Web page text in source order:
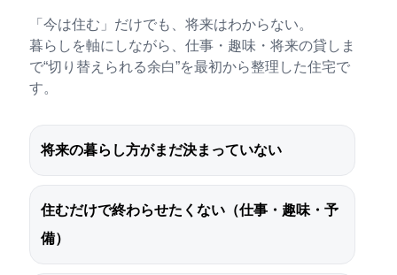
「今は住む」だけでも、将来はわからない。
暮らしを軸にしながら、仕事・趣味・将来の貸しま
で“切り替えられる余白”を最初から整理した住宅で
す。
将来の暮らし方がまだ決まっていない
住むだけで終わらせたくない（仕事・趣味・予
備）